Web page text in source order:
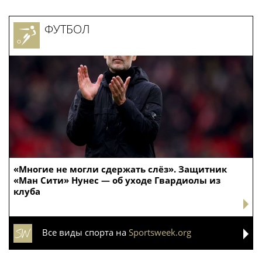
«Многие не могли сдержать слёз». Защитник
«Ман Сити» Нунес — об уходе Гвардиолы из
клуба
ФУТБОЛ
Все виды спорта на Sportsweek.org